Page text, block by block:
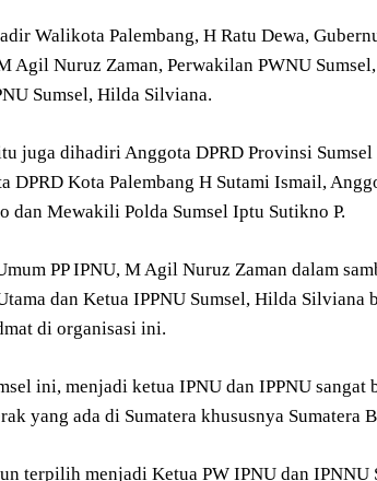
Walikota Palembang, H Ratu Dewa,
Agil Nuruz Zaman, Perwakilan PWNU
Sumsel, Hilda Silviana.
juga dihadiri Anggota DPRD Provinsi
DPRD Kota Palembang H Sutami Ismail,
dan Mewakili Polda Sumsel Iptu Sutikno P.
PP IPNU, M Agil Nuruz Zaman dalam
dan Ketua IPPNU Sumsel, Hilda
di organisasi ini.
ini, menjadi ketua IPNU dan IPPNU
yang ada di Sumatera khususnya Sumatera
terpilih menjadi Ketua PW IPNU dan